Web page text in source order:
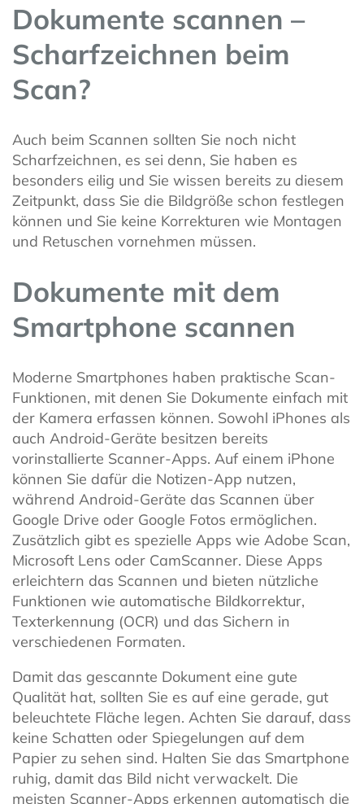
Dokumente scannen –
Scharfzeichnen beim
Scan?
Auch beim Scannen sollten Sie noch nicht
Scharfzeichnen, es sei denn, Sie haben es
besonders eilig und Sie wissen bereits zu diesem
Zeitpunkt, dass Sie die Bildgröße schon festlegen
können und Sie keine Korrekturen wie Montagen
und Retuschen vornehmen müssen.
Dokumente mit dem
Smartphone scannen
Moderne Smartphones haben praktische Scan-
Funktionen, mit denen Sie Dokumente einfach mit
der Kamera erfassen können. Sowohl iPhones als
auch Android-Geräte besitzen bereits
vorinstallierte Scanner-Apps. Auf einem iPhone
können Sie dafür die Notizen-App nutzen,
während Android-Geräte das Scannen über
Google Drive oder Google Fotos ermöglichen.
Zusätzlich gibt es spezielle Apps wie Adobe Scan,
Microsoft Lens oder CamScanner. Diese Apps
erleichtern das Scannen und bieten nützliche
Funktionen wie automatische Bildkorrektur,
Texterkennung (OCR) und das Sichern in
verschiedenen Formaten.
Damit das gescannte Dokument eine gute
Qualität hat, sollten Sie es auf eine gerade, gut
beleuchtete Fläche legen. Achten Sie darauf, dass
keine Schatten oder Spiegelungen auf dem
Papier zu sehen sind. Halten Sie das Smartphone
ruhig, damit das Bild nicht verwackelt. Die
meisten Scanner-Apps erkennen automatisch die